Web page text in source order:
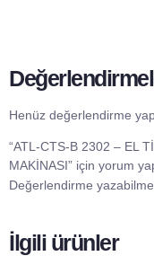
Henüz değerlendirme
“ATL-CTS-B 2302 – EL
MAKİNASI” için yorum
Değerlendirme
İlgili ürünler